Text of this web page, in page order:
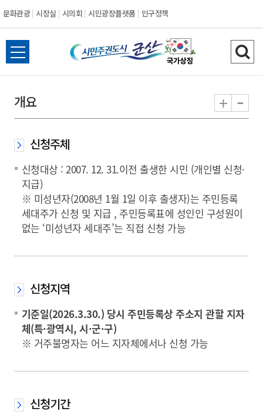
문화관광 시장실 시의회 시민광장플랫폼 인구정책
시
민
도
시
군
전
체
뉴
열
검
색
기
개요 + -
신청주체
신청대상 : 2007. 12. 31.이전 출생한 시민 (개인별 신청·
지급)
※ 미성년자(2008년 1월 1일 이후 출생자)는 주민등록
세대주가 신청 및 지급 , 주민등록표에 성인인 구성원이
없는 ‘미성년자 세대주’는 직접 신청 가능
신청지역
기준일(2026.3.30.) 당시 주민등록상 주소지 관할 지자
체(특·광역시, 시·군·구)
※ 거주불명자는 어느 지자체에서나 신청 가능
신청기간